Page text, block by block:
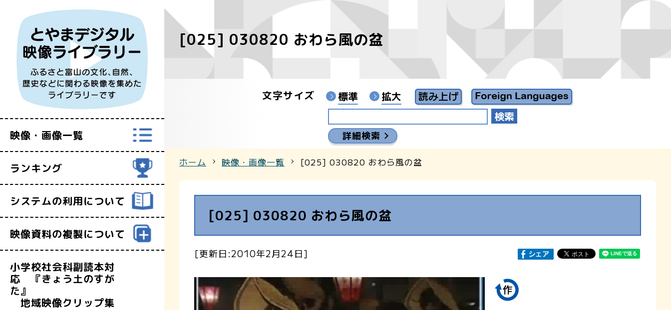
映像・画像一覧
すべての映像
富山県映像センターYouTubeチャンネル
ランキング
システムの利用について
映像資料の複製について
小学校社会科副読本対
応 『きょう土のすが
た』
地域映像クリップ集
[025] 030820 おわら風の盆
文字サイズ 標準 拡大
詳細検索
ホーム 映像・画像一覧 [025] 030820 おわら風の盆
[025] 030820 おわら風の盆
[更新日:2010年2月24日]